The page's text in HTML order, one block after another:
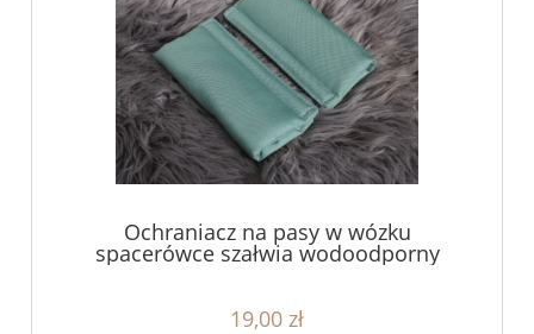
Ochraniacz na pasy w wózku
spacerówce szałwia wodoodporny
19,00 zł